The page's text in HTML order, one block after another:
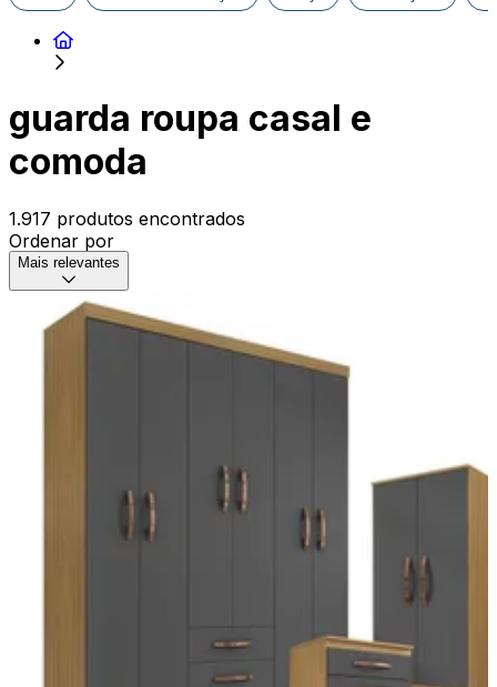
guarda roupa casal e
comoda
1.917 produtos encontrados
Ordenar por
Mais relevantes